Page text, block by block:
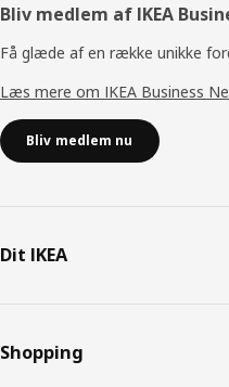
Bliv medlem af IKEA
Få glæde af en række unikke
Læs mere om IKEA Business
Bliv medlem nu
Dit IKEA
Shopping